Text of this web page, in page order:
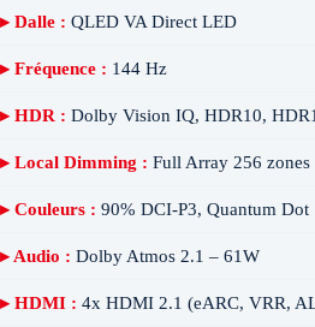
▸ Dalle : QLED VA Direct LED
▸ Fréquence : 144 Hz
▸ HDR : Dolby Vision IQ, HDR10,
▸ Local Dimming : Full Array 256 zones
▸ Couleurs : 90% DCI-P3, Quantum Dot
▸ Audio : Dolby Atmos 2.1 – 61W
▸ HDMI : 4x HDMI 2.1 (eARC, VRR,